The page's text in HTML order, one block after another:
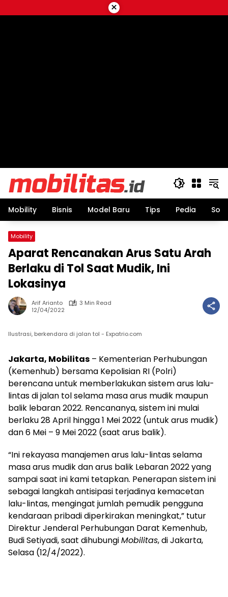
to
×
Mobility Bisnis Model Baru Tips Pedia
Mobility
Aparat Rencanakan Arus Satu Arah
Berlaku di Tol Saat Mudik, Ini
Lokasinya
Arif Arianto
3 Min Read
12/04/2022
Ilustrasi, berkendara di jalan tol - Expatrio.com
Jakarta, Mobilitas – Kementerian Perhubungan
(Kemenhub) bersama Kepolisian RI (Polri)
berencana untuk memberlakukan sistem arus lalu-
lintas di jalan tol selama masa arus mudik maupun
balik lebaran 2022. Rencananya, sistem ini mulai
berlaku 28 April hingga 1 Mei 2022 (untuk arus mudik)
dan 6 Mei – 9 Mei 2022 (saat arus balik).
“Ini rekayasa manajemen arus lalu-lintas selama
masa arus mudik dan arus balik Lebaran 2022 yang
sampai saat ini kami tetapkan. Penerapan sistem ini
sebagai langkah antisipasi terjadinya kemacetan
lalu-lintas, mengingat jumlah pemudik pengguna
kendaraan pribadi diperkirakan meningkat,” tutur
Direktur Jenderal Perhubungan Darat Kemenhub,
Budi Setiyadi, saat dihubungiMobilitas, di Jakarta,
Selasa (12/4/2022).